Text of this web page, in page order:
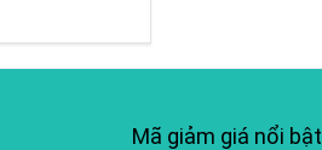
Mã giảm giá nổi bật